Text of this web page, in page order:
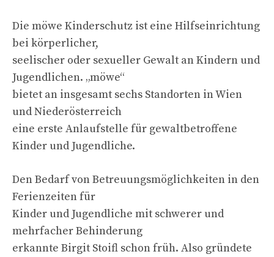
Die möwe Kinderschutz ist eine Hilfseinrichtung
bei körperlicher,
seelischer oder sexueller Gewalt an Kindern und
Jugendlichen. „möwe“
bietet an insgesamt sechs Standorten in Wien
und Niederösterreich
eine erste Anlaufstelle für gewaltbetroffene
Kinder und Jugendliche.
Den Bedarf von Betreuungsmöglichkeiten in den
Ferienzeiten für
Kinder und Jugendliche mit schwerer und
mehrfacher Behinderung
erkannte Birgit Stoifl schon früh. Also gründete